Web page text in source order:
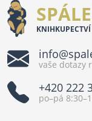
vaše dotazy
+420 222
po–pá